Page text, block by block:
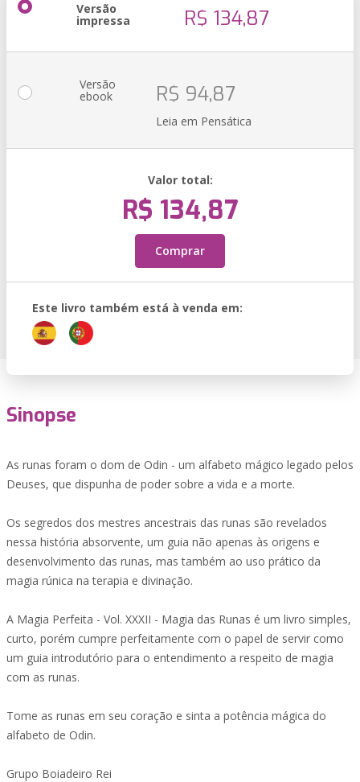
Versão
impressa R$ 134,87
Versão
ebook R$ 94,87
Leia em Pensática
Valor total:
R$ 134,87
Comprar
Este livro também está à venda em:
Sinopse
As runas foram o dom de Odin - um alfabeto mágico legado pelos
Deuses, que dispunha de poder sobre a vida e a morte.
Os segredos dos mestres ancestrais das runas são revelados
nessa história absorvente, um guia não apenas às origens e
desenvolvimento das runas, mas também ao uso prático da
magia rúnica na terapia e divinação.
A Magia Perfeita - Vol. XXXII - Magia das Runas é um livro simples,
curto, porém cumpre perfeitamente com o papel de servir como
um guia introdutório para o entendimento a respeito de magia
com as runas.
Tome as runas em seu coração e sinta a potência mágica do
alfabeto de Odin.
Grupo Boiadeiro Rei